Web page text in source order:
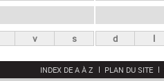
v s d l
INDEX DE A À Z PLAN DU SITE